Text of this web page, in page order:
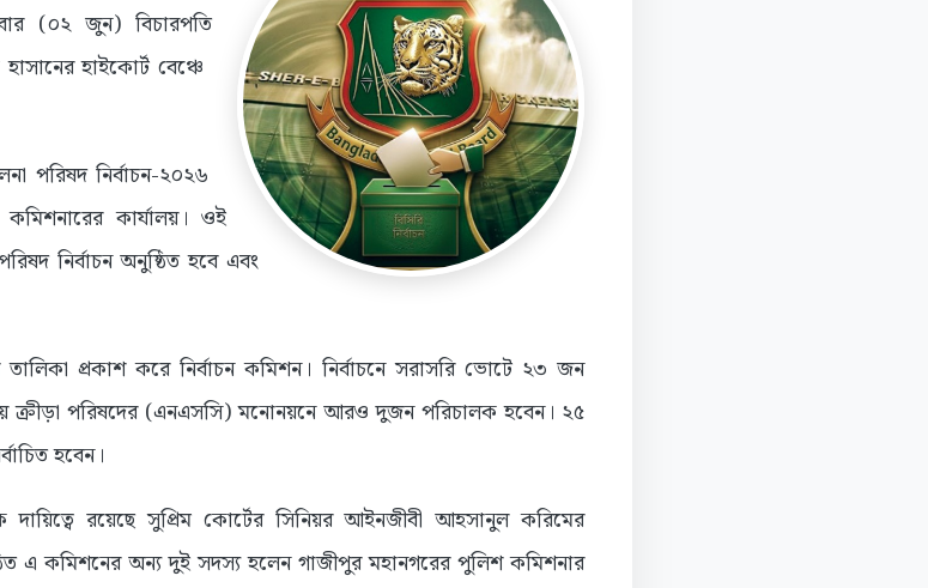
(০২ জুন) বিচারপতি
হাইকোর্ট বেঞ্চে
পরিষদ নির্বাচন-২০২৬
কার্যালয়। ওই
নির্বাচন অনুষ্ঠিত হবে এবং
প্রকাশ করে নির্বাচন কমিশন। নির্বাচনে সরাসরি ভোটে ২৩ জন
ক্রীড়া পরিষদের (এনএসসি) মনোনয়নে আরও দুজন পরিচালক হবেন। ২৫
হবেন।
দায়িত্বে রয়েছে সুপ্রিম কোর্টের সিনিয়র আইনজীবী আহসানুল করিমের
এ কমিশনের অন্য দুই সদস্য হলেন গাজীপুর মহানগরের পুলিশ কমিশনার